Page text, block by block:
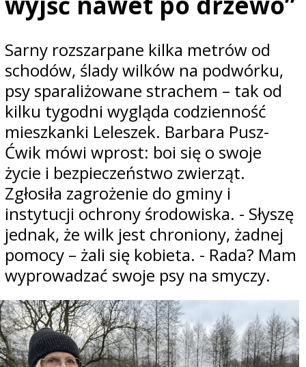
Sarny rozszarpane kilka metrów od
schodów, ślady wilków na podwórku,
psy sparaliżowane strachem – tak od
kilku tygodni wygląda codzienność
mieszkanki Leleszek. Barbara Pusz-
Ćwik mówi wprost: boi się o swoje
życie i bezpieczeństwo zwierząt.
Zgłosiła zagrożenie do gminy i
instytucji ochrony środowiska. - Słyszę
jednak, że wilk jest chroniony, żadnej
pomocy – żali się kobieta. - Rada? Mam
wyprowadzać swoje psy na smyczy.